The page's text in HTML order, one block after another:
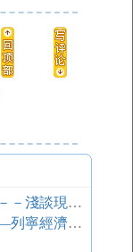
燦爛似錦的文藝園中的一朵小花 －－淺談現代女作家石評梅和她的詩
經濟學家要注重研究科技進步 ——列寧經濟理論的一個重要啟示